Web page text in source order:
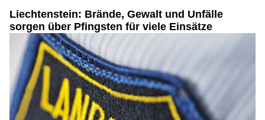
Liechtenstein: Brände, Gewalt und Unfälle
sorgen über Pfingsten für viele Einsätze